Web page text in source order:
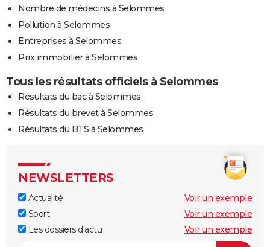
Nombre de médecins à Selommes
Pollution à Selommes
Entreprises à Selommes
Prix immobilier à Selommes
Tous les résultats officiels à Selommes
Résultats du bac à Selommes
Résultats du brevet à Selommes
Résultats du BTS à Selommes
NEWSLETTERS
Actualité
Voir un exemple
Sport
Voir un exemple
Les dossiers d'actu
Voir un exemple